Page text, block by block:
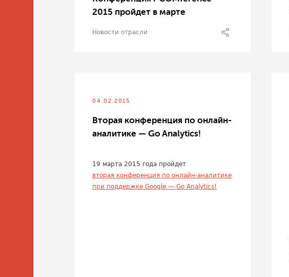
2015 пройдет в марте
Новости отрасли
04.02.2015
Вторая конференция по онлайн-
аналитике — Go Analytics!
19 марта 2015 года пройдет
вторая конференция по онлайн-аналитике
при поддержке Google — Go Analytics!